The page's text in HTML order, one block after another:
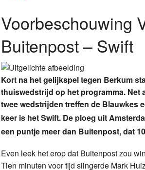
Voorbeschouwing
Buitenpost – Swift
Kort na het gelijkspel tegen Berkum
thuiswedstrijd op het programma. Net
twee wedstrijden treffen de Blauwkes
keer is het Swift. De ploeg uit
een puntje meer dan Buitenpost, dat 10
Even leek het erop dat Buitenpost zou
Tien minuten voor tijd slingerde Mark